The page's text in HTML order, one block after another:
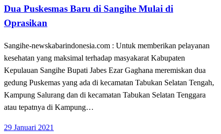
Dua Puskesmas Baru di Sangihe Mulai di
Oprasikan
Sangihe-newskabarindonesia.com : Untuk memberikan pelayanan
kesehatan yang maksimal terhadap masyakarat Kabupaten
Kepulauan Sangihe Bupati Jabes Ezar Gaghana meremiskan dua
gedung Puskemas yang ada di kecamatan Tabukan Selatan Tengah,
Kampung Salurang dan di kecamatan Tabukan Selatan Tenggara
atau tepatnya di Kampung…
Posted
29 Januari 2021